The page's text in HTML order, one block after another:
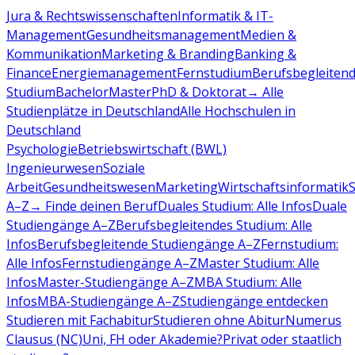
Jura & RechtswissenschaftenInformatik & IT-
ManagementGesundheitsmanagementMedien &
KommunikationMarketing & BrandingBanking &
FinanceEnergiemanagementFernstudiumBerufsbegleitend
StudiumBachelorMasterPhD & Doktorat→ Alle
Studienplätze in DeutschlandAlle Hochschulen in
Deutschland
PsychologieBetriebswirtschaft (BWL)
IngenieurwesenSoziale
ArbeitGesundheitswesenMarketingWirtschaftsinformatik
A–Z→ Finde deinen BerufDuales Studium: Alle InfosDuale
Studiengänge A–ZBerufsbegleitendes Studium: Alle
InfosBerufsbegleitende Studiengänge A–ZFernstudium:
Alle InfosFernstudiengänge A–ZMaster Studium: Alle
InfosMaster-Studiengänge A–ZMBA Studium: Alle
InfosMBA-Studiengänge A–ZStudiengänge entdecken
Studieren mit FachabiturStudieren ohne AbiturNumerus
Clausus (NC)Uni, FH oder Akademie?Privat oder staatlich